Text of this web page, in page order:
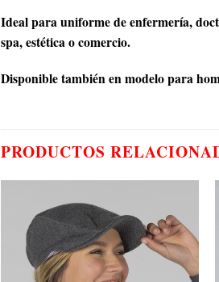
Ideal para uniforme de enfermería,
spa, estética o comercio.
Disponible también en modelo para
PRODUCTOS